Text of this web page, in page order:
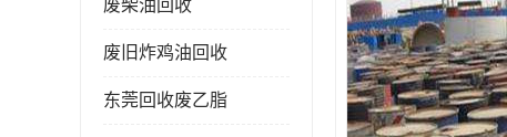
废柴油回收
废旧炸鸡油回收
东莞回收废乙脂